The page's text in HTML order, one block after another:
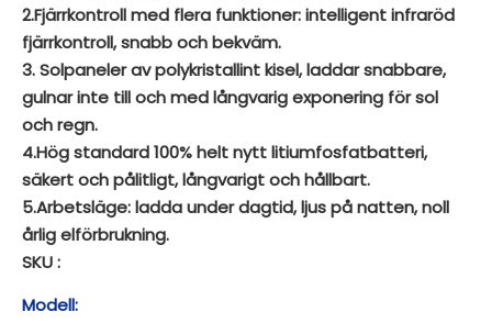
2.Fjärrkontroll med flera funktioner: intelligent infraröd
fjärrkontroll, snabb och bekväm.
3. Solpaneler av polykristallint kisel, laddar snabbare,
gulnar inte till och med långvarig exponering för sol
och regn.
4.Hög standard 100% helt nytt litiumfosfatbatteri,
säkert och pålitligt, långvarigt och hållbart.
5.Arbetsläge: ladda under dagtid, ljus på natten, noll
årlig elförbrukning.
SKU :
Modell: